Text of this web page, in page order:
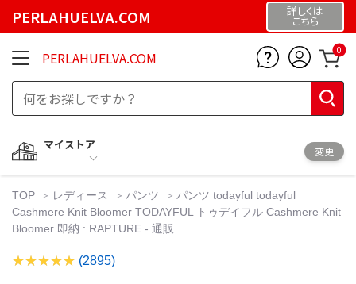
PERLAHUELVA.COM 詳しくは
こちら
PERLAHUELVA.COM 0
マイストア
変更
TOP レディース パンツ
パンツ todayful todayful
Cashmere Knit Bloomer TODAYFUL トゥデイフル Cashmere Knit
Bloomer 即納 : RAPTURE - 通販
(2895)